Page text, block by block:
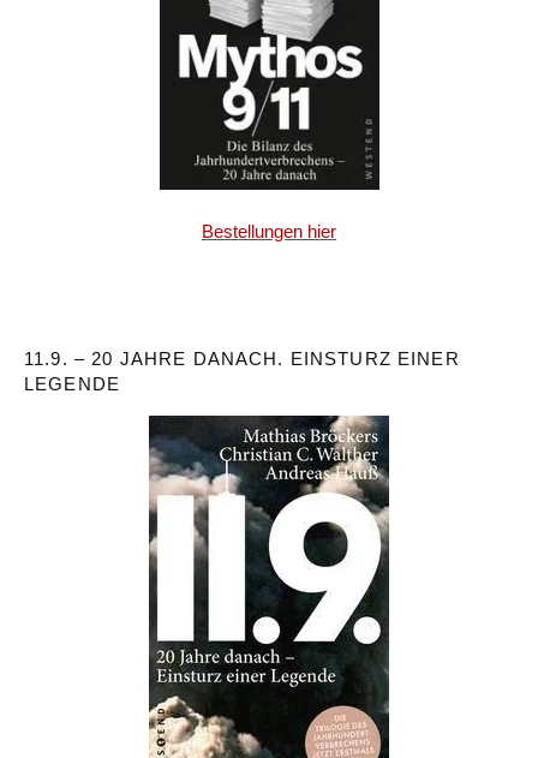
Bestellungen hier
11.9. – 20 JAHRE DANACH. EINSTURZ EINER
LEGENDE